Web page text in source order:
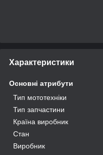
Характеристики
Основні атрибути
Тип мототехніки
Тип запчастини
Країна виробник
Стан
Виробник